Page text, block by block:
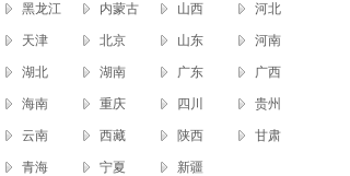
黑龙江 内蒙古 山西 河北
天津 北京 山东 河南
湖北 湖南 广东 广西
海南 重庆 四川 贵州
云南 西藏 陕西 甘肃
青海 宁夏 新疆